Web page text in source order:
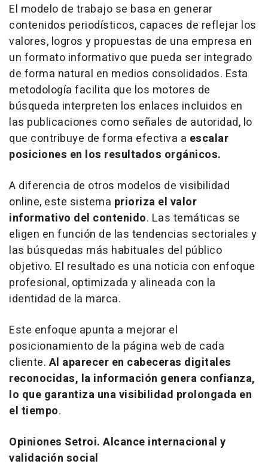
El modelo de trabajo se basa en generar
contenidos periodísticos, capaces de reflejar los
valores, logros y propuestas de una empresa en
un formato informativo que pueda ser integrado
de forma natural en medios consolidados. Esta
metodología facilita que los motores de
búsqueda interpreten los enlaces incluidos en
las publicaciones como señales de autoridad, lo
que contribuye de forma efectiva a escalar
posiciones en los resultados orgánicos.
A diferencia de otros modelos de visibilidad
online, este sistema prioriza el valor
informativo del contenido. Las temáticas se
eligen en función de las tendencias sectoriales y
las búsquedas más habituales del público
objetivo. El resultado es una noticia con enfoque
profesional, optimizada y alineada con la
identidad de la marca.
Este enfoque apunta a mejorar el
posicionamiento de la página web de cada
cliente. Al aparecer en cabeceras digitales
reconocidas, la información genera confianza,
lo que garantiza una visibilidad prolongada en
el tiempo.
Opiniones Setroi. Alcance internacional y
validación social